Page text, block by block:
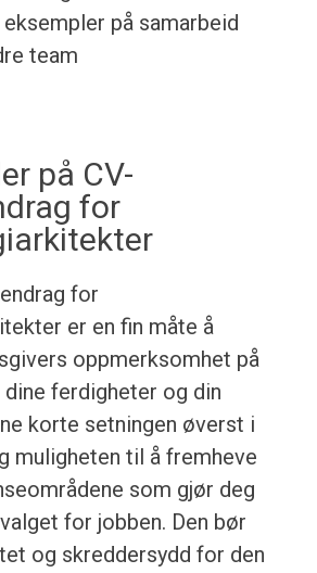
eksempler på samarbeid
team
på CV-
for
for
er en fin måte å
oppmerksomhet på
ferdigheter og din
korte setningen øverst i
muligheten til å fremheve
som gjør deg
for jobben. Den bør
og skreddersydd for den